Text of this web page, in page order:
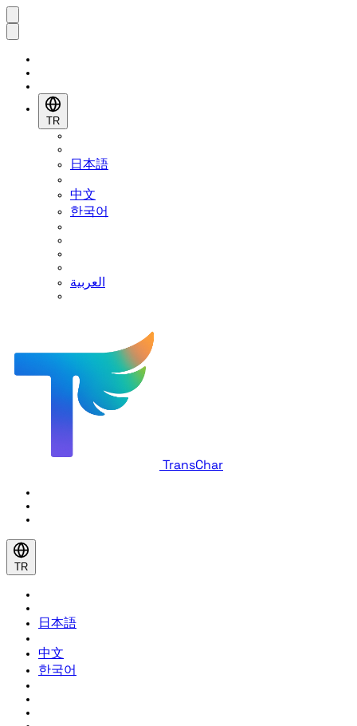
TR
日本語
中文
한국어
العربية
TransChar
TR
日本語
中文
한국어